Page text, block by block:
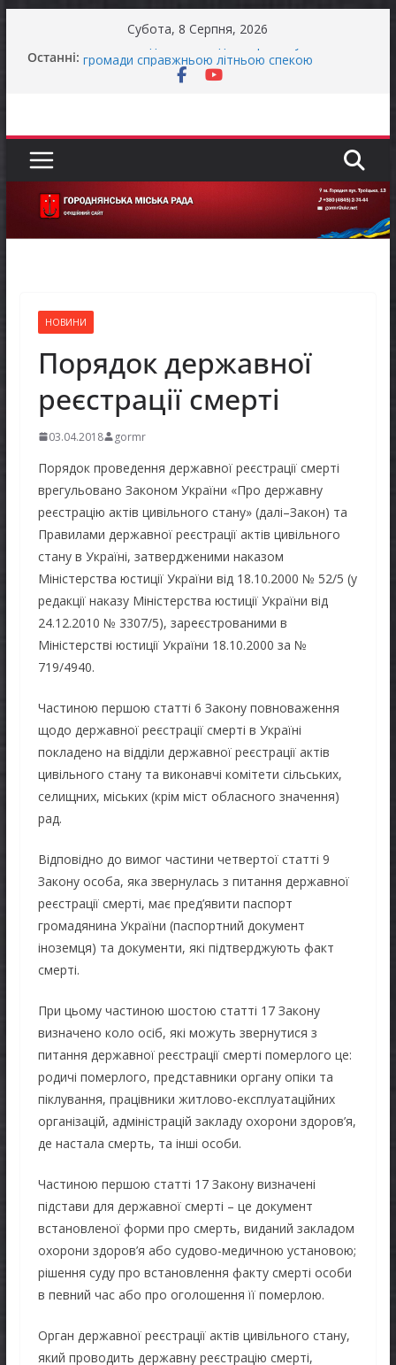
Субота, 8 Серпня, 2026
Останні: Останніми днями погода випробовує жителів
громади справжньою літньою спекою
прав людини проводить опитування щодо
реалізації права осіб з інвалідністю на працю
Захищай небо Чернігівщини!
Батьки майбутніх першокласників уже можуть
оформити «Пакунок школяра»
НОВИНИ
Порядок державної
реєстрації смерті
03.04.2018 gormr
Порядок проведення державної реєстрації смерті
врегульовано Законом України «Про державну
реєстрацію актів цивільного стану» (далі–Закон) та
Правилами державної реєстрації актів цивільного
стану в Україні, затвердженими наказом
Міністерства юстиції України від 18.10.2000 № 52/5 (у
редакції наказу Міністерства юстиції України від
24.12.2010 № 3307/5), зареєстрованими в
Міністерстві юстиції України 18.10.2000 за №
719/4940.
Частиною першою статті 6 Закону повноваження
щодо державної реєстрації смерті в Україні
покладено на відділи державної реєстрації актів
цивільного стану та виконавчі комітети сільських,
селищних, міських (крім міст обласного значення)
рад.
Відповідно до вимог частини четвертої статті 9
Закону особа, яка звернулась з питання державної
реєстрації смерті, має пред’явити паспорт
громадянина України (паспортний документ
іноземця) та документи, які підтверджують факт
смерті.
При цьому частиною шостою статті 17 Закону
визначено коло осіб, які можуть звернутися з
питання державної реєстрації смерті померлого це:
родичі померлого, представники органу опіки та
піклування, працівники житлово-експлуатаційних
організацій, адміністрацій закладу охорони здоров’я,
де настала смерть, та інші особи.
Частиною першою статті 17 Закону визначені
підстави для державної смерті – це документ
встановленої форми про смерть, виданий закладом
охорони здоров’я або судово-медичною установою;
рішення суду про встановлення факту смерті особи
в певний час або про оголошення її померлою.
Орган державної реєстрації актів цивільного стану,
який проводить державну реєстрацію смерті,